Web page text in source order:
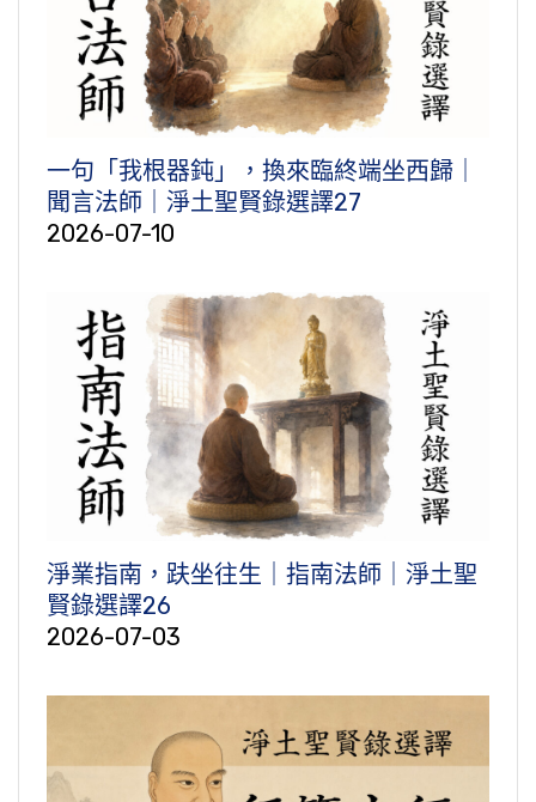
一句「我根器鈍」，換來臨終端坐西歸｜
聞言法師｜淨土聖賢錄選譯27
2026-07-10
淨業指南，趺坐往生｜指南法師｜淨土聖
賢錄選譯26
2026-07-03